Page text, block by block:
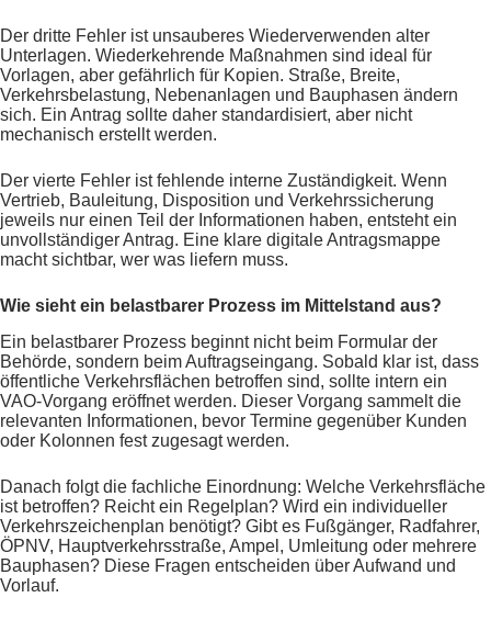
Der dritte Fehler ist unsauberes Wiederverwenden alter
Unterlagen. Wiederkehrende Maßnahmen sind ideal für
Vorlagen, aber gefährlich für Kopien. Straße, Breite,
Verkehrsbelastung, Nebenanlagen und Bauphasen ändern
sich. Ein Antrag sollte daher standardisiert, aber nicht
mechanisch erstellt werden.
Der vierte Fehler ist fehlende interne Zuständigkeit. Wenn
Vertrieb, Bauleitung, Disposition und Verkehrssicherung
jeweils nur einen Teil der Informationen haben, entsteht ein
unvollständiger Antrag. Eine klare digitale Antragsmappe
macht sichtbar, wer was liefern muss.
Wie sieht ein belastbarer Prozess im Mittelstand aus?
Ein belastbarer Prozess beginnt nicht beim Formular der
Behörde, sondern beim Auftragseingang. Sobald klar ist, dass
öffentliche Verkehrsflächen betroffen sind, sollte intern ein
VAO-Vorgang eröffnet werden. Dieser Vorgang sammelt die
relevanten Informationen, bevor Termine gegenüber Kunden
oder Kolonnen fest zugesagt werden.
Danach folgt die fachliche Einordnung: Welche Verkehrsfläche
ist betroffen? Reicht ein Regelplan? Wird ein individueller
Verkehrszeichenplan benötigt? Gibt es Fußgänger, Radfahrer,
ÖPNV, Hauptverkehrsstraße, Ampel, Umleitung oder mehrere
Bauphasen? Diese Fragen entscheiden über Aufwand und
Vorlauf.